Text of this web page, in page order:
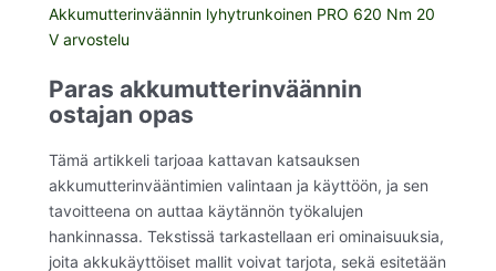
Akkumutterinväännin lyhytrunkoinen PRO 620 Nm 20
V arvostelu
Paras akkumutterinväännin
ostajan opas
Tämä artikkeli tarjoaa kattavan katsauksen
akkumutterinvääntimien valintaan ja käyttöön, ja sen
tavoitteena on auttaa käytännön työkalujen
hankinnassa. Tekstissä tarkastellaan eri ominaisuuksia,
joita akkukäyttöiset mallit voivat tarjota, sekä esitetään